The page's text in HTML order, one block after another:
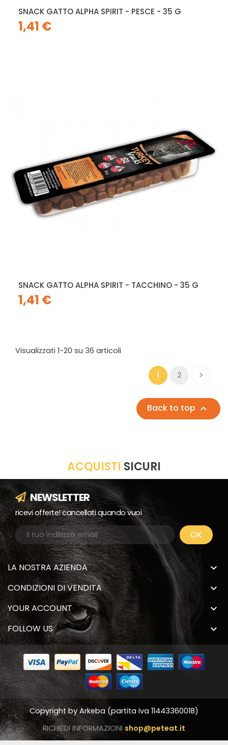
SNACK GATTO ALPHA SPIRIT - PESCE - 35 G
1,41 €
SNACK GATTO ALPHA SPIRIT - TACCHINO - 35 G
1,41 €
Visualizzati 1-20 su 36 articoli
1 2 
Back to top 
ACQUISTI SICURI
NEWSLETTER
ricevi offerte! cancellati quando vuoi
LA NOSTRA AZIENDA 
CONDIZIONI DI VENDITA 
YOUR ACCOUNT 
FOLLOW US 
Copyright by Arkeba (partita iva 11443360018)
RICHIEDI INFORMAZIONI shop@peteat.it